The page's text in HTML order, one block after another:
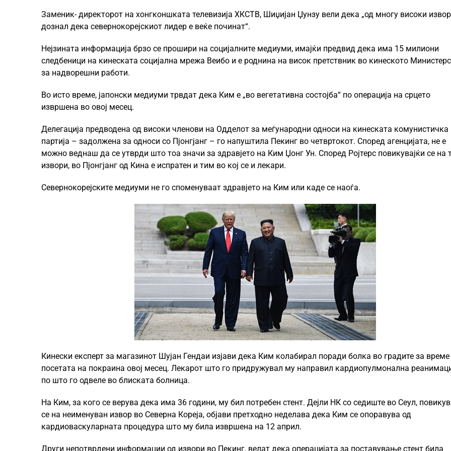
Заменик- директорот на хонгконшката телевизија ХКСТВ, Шиџијан Џунзу вели дека „од многу високи
дознал дека севернокорејскиот лидер е веќе починат“.
Нејзината информација брзо се прошири на социјалните медиуми, имајќи предвид дека има 15 милиони
следбеници на кинеската социјална мрежа Веибо и е роднина на висок претствник во кинеското
за надворешни работи.
Во исто време, јапонски медиуми трвдат дека Ким е „во вегетативна состојба“ по операција на срцето
извршена во овој месец.
Делегација предводена од високи членови на Одделот за меѓународни односи на кинеската комунистичка
партија – задолжена за односи со Пјонгјанг – го напуштила Пекинг во четвртокот. Според агенцијата, не е
можно веднаш да се утврди што тоа значи за здравјето на Ким Џонг Ун. Според Ројтерс повикувајќи се на
извори, во Пјонгјанг од Кина е испратен и тим во кој се и лекари.
Севернокорејските медиуми не го споменуваат здравјето на Ким или каде се наоѓа.
Кинески експерт за магазинот Шујан Гендаи изјави дека Ким колабирал поради болка во градите за време
посетата на покраина овој месец. Лекарот што го придружувал му направил кардиопулмонална
по што го одвеле во блиската болница.
На Ким, за кого се верува дека има 36 години, му бил потребен стент. Дејли НК со седиште во Сеул,
се на неименуван извор во Северна Кореја, објави претходно неделава дека Ким се опоравува од
кардиоваскуларната процедура што му била извршена на 12 април.
Други непотврдени информации од извори во Пекинг, велат дека операцијата за поставување стент била